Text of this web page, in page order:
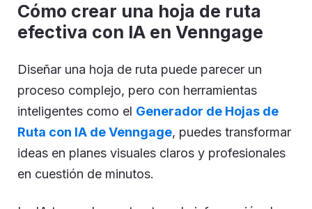
Cómo crear una hoja de ruta
efectiva con IA en Venngage
Diseñar una hoja de ruta puede parecer un
proceso complejo, pero con herramientas
inteligentes como el Generador de Hojas de
Ruta con IA de Venngage, puedes transformar
ideas en planes visuales claros y profesionales
en cuestión de minutos.